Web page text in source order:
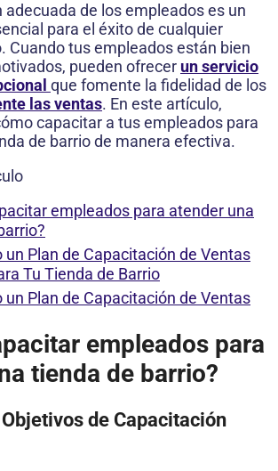
adecuada de los empleados es un
para el éxito de cualquier
Cuando tus empleados están bien
pueden ofrecer un servicio
que fomente la fidelidad de los
las ventas. En este artículo,
capacitar a tus empleados para
de barrio de manera efectiva.
empleados para atender una
un Plan de Capacitación de Ventas
Tu Tienda de Barrio
un Plan de Capacitación de Ventas
empleados para
tienda de barrio?
de Capacitación